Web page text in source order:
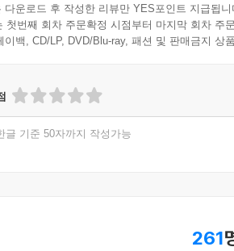
다운로드 후 작성한 리뷰만 YES포인트 지급됩니
첫번째 회차 주문확정 시점부터 마지막 회차 주
이백, CD/LP, DVD/Blu-ray, 패션 및 판매금지 상
글 기준 50자까지 작성가능
261